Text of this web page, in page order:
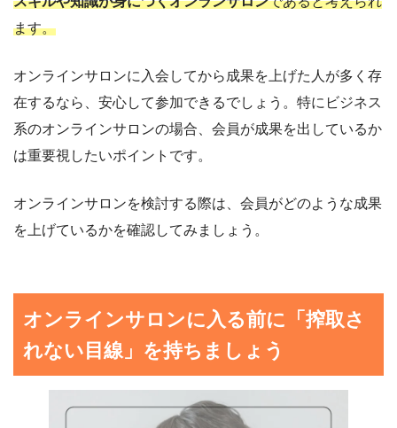
ます。
オンラインサロンに入会してから成果を上げた人が多く存
在するなら、安心して参加できるでしょう。特にビジネス
系のオンラインサロンの場合、会員が成果を出しているか
は重要視したいポイントです。
オンラインサロンを検討する際は、会員がどのような成果
を上げているかを確認してみましょう。
オンラインサロンに入る前に「搾取さ
れない目線」を持ちましょう